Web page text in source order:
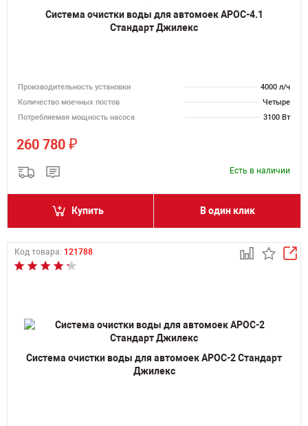
Система очистки воды для автомоек АРОС-4.1
Стандарт Джилекс
Производительность установки
4000 л/ч
Количество моечных постов
Четыре
Потребляемая мощность насоса
3100 Вт
260 780 ₽
Есть в наличии
Купить В один клик
Код товара: 121788
Система очистки воды для автомоек АРОС-2 Стандарт
Джилекс